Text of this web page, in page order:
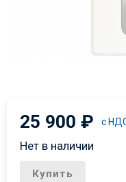
25 900₽ с
Нет в наличии
Купить